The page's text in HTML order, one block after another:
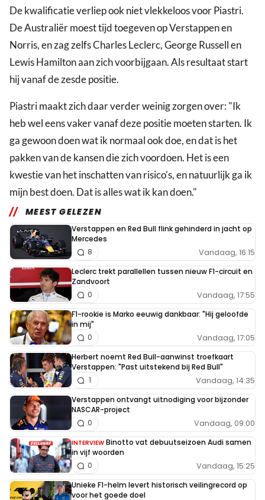
De kwalificatie verliep ook niet vlekkeloos voor Piastri.
De Australiër moest tijd toegeven op Verstappen en
Norris, en zag zelfs Charles Leclerc, George Russell en
Lewis Hamilton aan zich voorbijgaan. Als resultaat start
hij vanaf de zesde positie.
Piastri maakt zich daar verder weinig zorgen over: "Ik
heb wel eens vaker vanaf deze positie moeten starten. Ik
ga gewoon doen wat ik normaal ook doe, en dat is het
pakken van de kansen die zich voordoen. Het is een
kwestie van het inschatten van risico's, en natuurlijk ga ik
mijn best doen. Dat is alles wat ik kan doen."
MEEST GELEZEN
Verstappen en Red Bull flink gehinderd in jacht op
Mercedes
Vandaag, 16:15
8
Leclerc trekt parallellen tussen nieuw F1-circuit en
Zandvoort
Vandaag, 17:55
0
F1-rookie is Marko eeuwig dankbaar: "Hij geloofde
in mij"
Vandaag, 17:05
0
Herbert noemt Red Bull-aanwinst troefkaart
Verstappen: "Past uitstekend bij Red Bull"
Vandaag, 14:35
1
Verstappen ontvangt uitnodiging voor bijzonder
NASCAR-project
Vandaag, 09:00
0
INTERVIEW Binotto vat debuutseizoen Audi samen
in vijf woorden
Vandaag, 15:25
0
Unieke F1-helm levert historisch veilingrecord op
voor het goede doel